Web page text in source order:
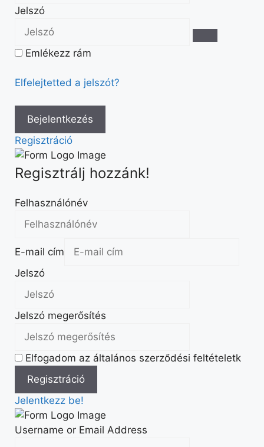
Jelszó
Emlékezz rám
Elfelejtetted a jelszót?
Regisztráció
Regisztrálj hozzánk!
Felhasználónév
E-mail cím
Jelszó
Jelszó megerősítés
Elfogadom az általános szerződési feltételetk
Jelentkezz be!
Username or Email Address